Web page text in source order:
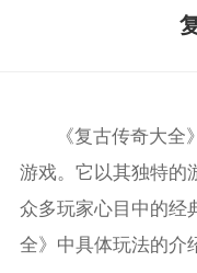
《复古传奇大
游戏。它以其独特的
众多玩家心目中的经
全》中具体玩法的介